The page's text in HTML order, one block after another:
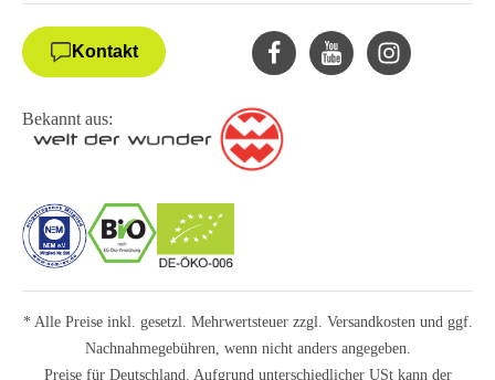
Kontakt
Bekannt aus:
* Alle Preise inkl. gesetzl. Mehrwertsteuer zzgl. Versandkostenund ggf.
Nachnahmegebühren, wenn nicht anders angegeben.
Preise für Deutschland. Aufgrund unterschiedlicher USt kann der